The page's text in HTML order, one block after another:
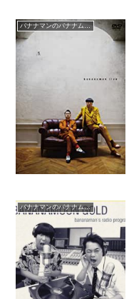
バナナマンのバナナムーンGOLD